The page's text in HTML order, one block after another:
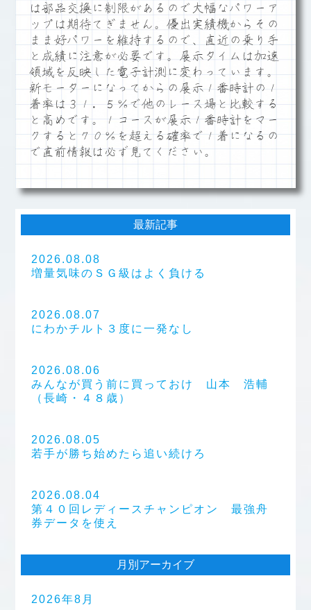
は部品交換に制限があるので大幅なパワーア
ップは期待てぎません。優出実績機からその
まま好パワーを維持するので、直近の乗り手
と成績に注意が必要です。展示タイムは加速
領域を反映した電子計測に変わっています。
新モーターになってからの展示１番時計の１
着率は３１．５％で他のレース場と比較する
と高めです。１コースが展示１番時計をマー
クすると７０％を超える確率で１着になるの
で直前情報は必ず見てください。
最新記事
2026.08.08
増量気味のＳＧ級はよく負ける
2026.08.07
にわかチルト３度に一発なし
2026.08.06
みんなが買う前に買っておけ 山本 浩輔
（長崎・４８歳）
2026.08.05
若手が勝ち始めたら追い続けろ
2026.08.04
第４０回レディースチャンピオン 最強舟
券データを使え
月別アーカイブ
2026年8月